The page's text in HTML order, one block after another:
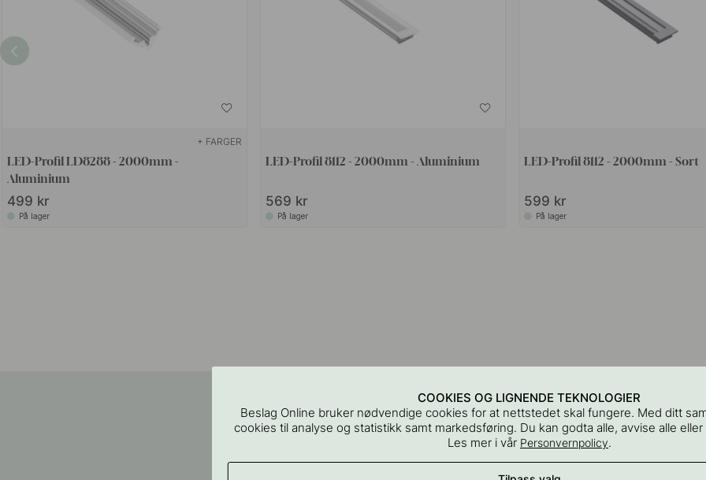
+ FARGER
LED-Profil LD8288 - 2000mm -
Aluminium
499 kr
På lager
LED-Profil 8112 - 2000mm - Aluminium
569 kr
På lager
LED-Profil 8112 - 2000mm - Sort
599 kr
På lager
COOKIES OG LIGNENDE TEKNOLOGIER
Beslag Online bruker nødvendige cookies for at nettstedet skal fungere. Med ditt
cookies til analyse og statistikk samt markedsføring. Du kan godta alle, avvise alle
Les mer i vår Personvernpolicy.